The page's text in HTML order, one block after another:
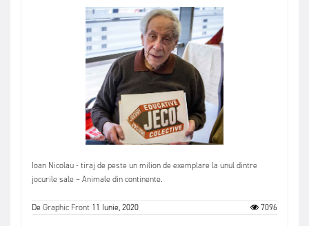
Ioan Nicolau - tiraj de peste un milion de exemplare la unul dintre
jocurile sale – Animale din continente.
DeGraphic Front 11 Iunie, 2020 7096